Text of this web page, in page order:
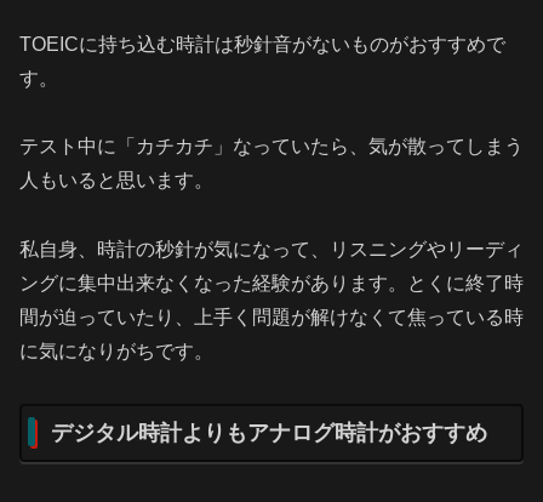
TOEICに持ち込む時計は秒針音がないものがおすすめで
す。
テスト中に「カチカチ」なっていたら、気が散ってしまう
人もいると思います。
私自身、時計の秒針が気になって、リスニングやリーディ
ングに集中出来なくなった経験があります。とくに終了時
間が迫っていたり、上手く問題が解けなくて焦っている時
に気になりがちです。
デジタル時計よりもアナログ時計がおすすめ